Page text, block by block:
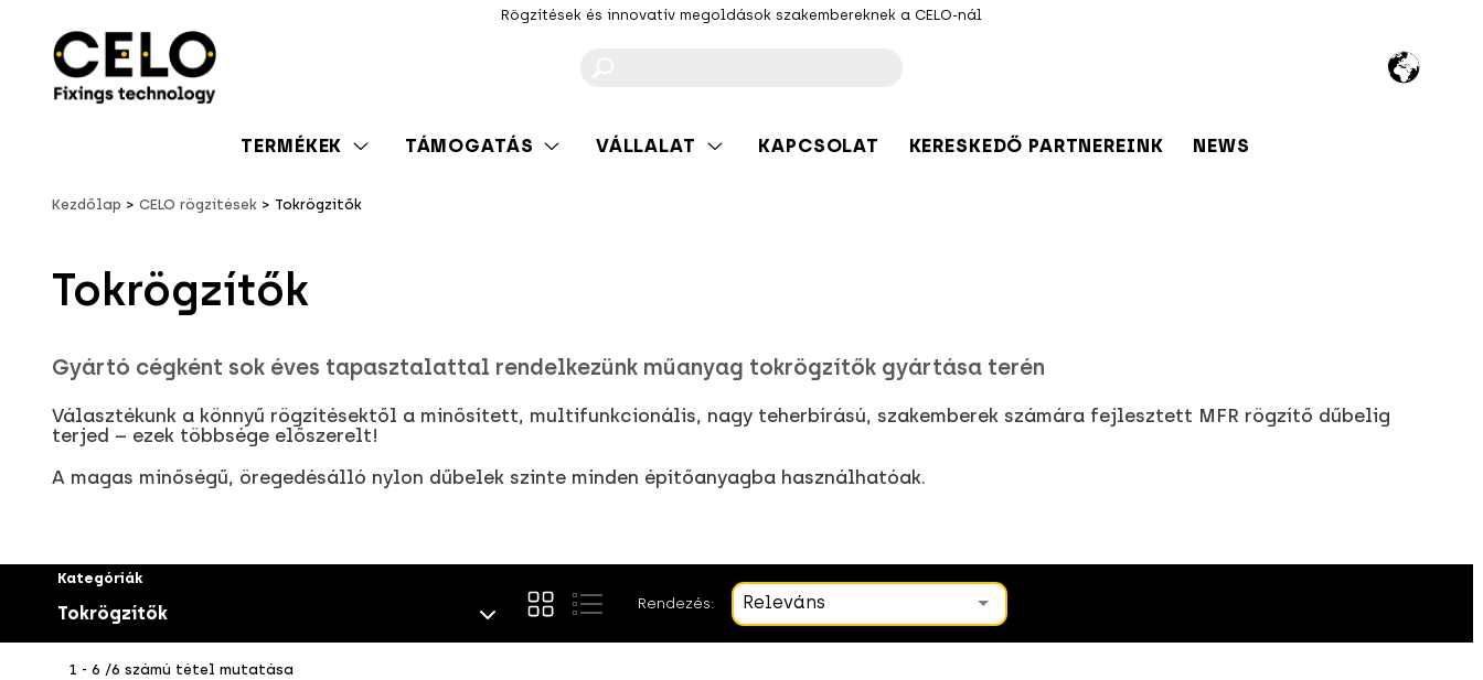
Rögzítések és innovatív megoldások szakembereknek a CELO-nál
TERMÉKEK TÁMOGATÁS VÁLLALAT KAPCSOLAT KERESKEDŐ PARTNEREINK NEWS
Kezdőlap CELO rögzítések Tokrögzítők
Tokrögzítők
Gyártó cégként sok éves tapasztalattal rendelkezünk műanyag tokrögzítők gyártása terén
Választékunk a könnyű rögzítésektől a minősített, multifunkcionális, nagy teherbírású, szakemberek számára fejlesztett MFR rögzítő dűbelig
terjed – ezek többsége előszerelt!
A magas minőségű, öregedésálló nylon dűbelek szinte minden építőanyagba használhatóak.
Rendezés: Releváns
Kategóriák
Tokrögzítők
1 - 6 /6 számú tétel mutatása